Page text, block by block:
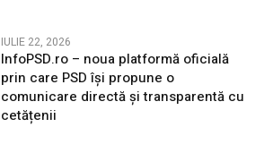
IULIE 22, 2026
InfoPSD.ro – noua platformă oficială
prin care PSD își propune o
comunicare directă și transparentă cu
cetățenii